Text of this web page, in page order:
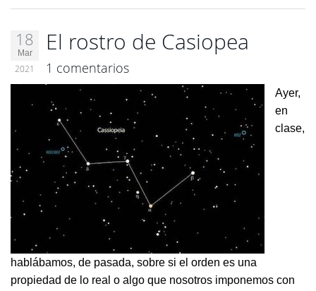
18
Mar
2021
El rostro de Casiopea
1 comentarios
Ayer,
en
clase,
hablábamos, de pasada, sobre si el orden es una
propiedad de lo real o algo que nosotros imponemos con